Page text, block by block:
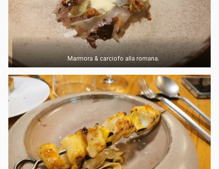
Marmora & carciofo alla romana.